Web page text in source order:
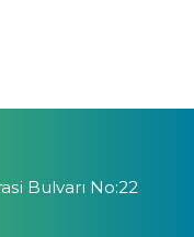
Bulvarı No:22